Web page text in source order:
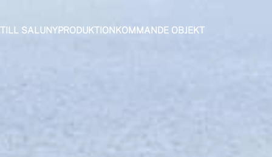
TILL SALUNYPRODUKTIONKOMMANDE OBJEKT